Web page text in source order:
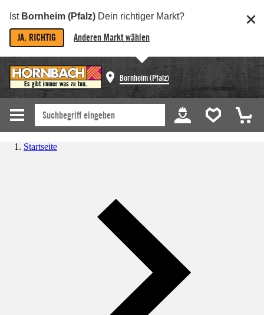
Ist Bornheim (Pfalz) Dein richtiger Markt?
JA, RICHTIG Anderen Markt wählen
Bornheim (Pfalz)
Startseite